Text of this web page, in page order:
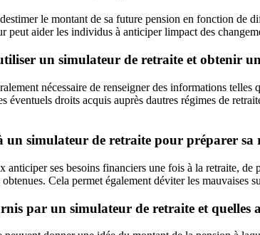
le montant de sa future pension en fonction de
peut aider les individus à anticiper limpact des
un simulateur de retraite et obtenir
nécessaire de renseigner des informations
éventuels droits acquis auprès dautres régimes de
un simulateur de retraite pour préparer sa
ses besoins financiers une fois à la retraite,
Cela permet également déviter les mauvaises
par un simulateur de retraite et quelles